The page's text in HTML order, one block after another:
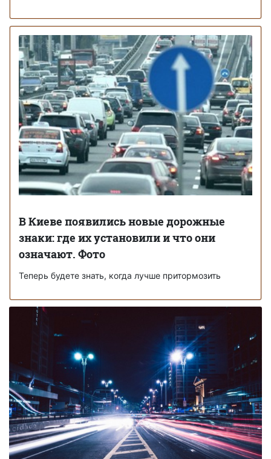
В Киеве появились новые дорожные
знаки: где их установили и что они
означают. Фото
Теперь будете знать, когда лучше притормозить